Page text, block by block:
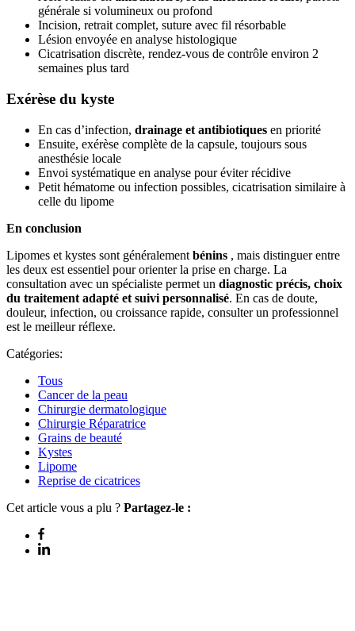
générale si volumineux ou profond
Incision, retrait complet, suture avec fil résorbable
Lésion envoyée en analyse histologique
Cicatrisation discrète, rendez-vous de contrôle environ 2
semaines plus tard
Exérèse du kyste
En cas d’infection, drainage et antibiotiques en priorité
Ensuite, exérèse complète de la capsule, toujours sous
anesthésie locale
Envoi systématique en analyse pour éviter récidive
Petit hématome ou infection possibles, cicatrisation similaire à
celle du lipome
En conclusion
Lipomes et kystes sont généralement bénins , mais distinguer entre
les deux est essentiel pour orienter la prise en charge. La
consultation avec un spécialiste permet un diagnostic précis, choix
du traitement adapté et suivi personnalisé. En cas de doute,
douleur, infection, ou croissance rapide, consulter un professionnel
est le meilleur réflexe.
Catégories:
Tous
Cancer de la peau
Chirurgie dermatologique
Chirurgie Réparatrice
Grains de beauté
Kystes
Lipome
Reprise de cicatrices
Cet article vous a plu ? Partagez-le :